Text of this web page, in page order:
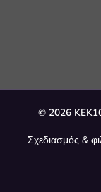
© 2026
Σχεδιασμός &